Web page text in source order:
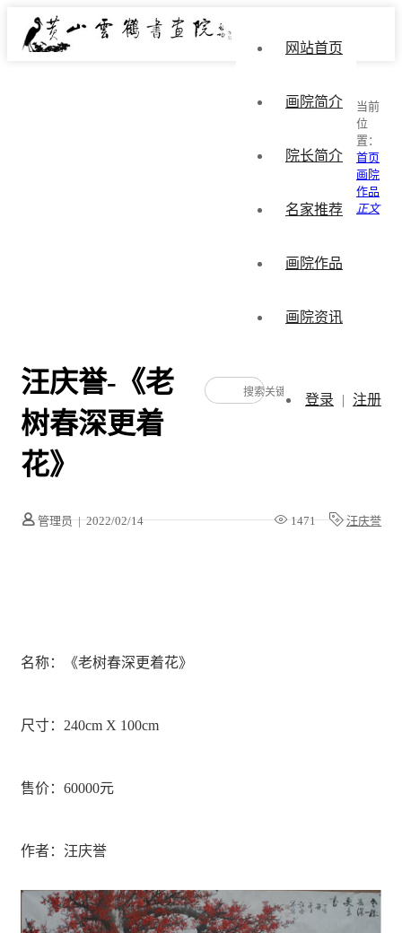
网站首页
画院简介
院长简介
名家推荐
画院作品
画院资讯
登录 | 注册
当前
位
置：
首页
画院
作品
正文
汪庆誉-《老
树春深更着
花》
管理员 | 2022/02/14 1471 汪庆誉
名称：《老树春深更着花》
尺寸：240cm X 100cm
售价：60000元
作者：汪庆誉